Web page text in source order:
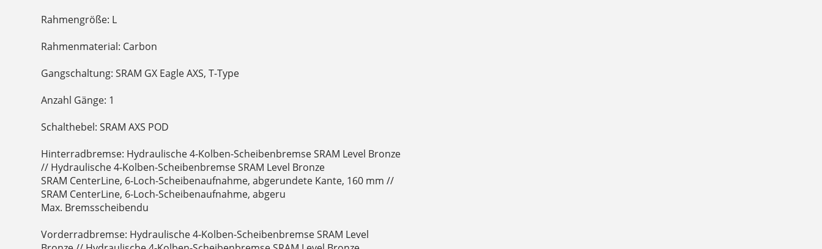
Rahmengröße: L
Rahmenmaterial: Carbon
Gangschaltung: SRAM GX Eagle AXS, T-Type
Anzahl Gänge: 1
Schalthebel: SRAM AXS POD
Hinterradbremse: Hydraulische 4-Kolben-Scheibenbremse SRAM Level Bronze
// Hydraulische 4-Kolben-Scheibenbremse SRAM Level Bronze
SRAM CenterLine, 6-Loch-Scheibenaufnahme, abgerundete Kante, 160 mm //
SRAM CenterLine, 6-Loch-Scheibenaufnahme, abgeru
Max. Bremsscheibendu
Vorderradbremse: Hydraulische 4-Kolben-Scheibenbremse SRAM Level